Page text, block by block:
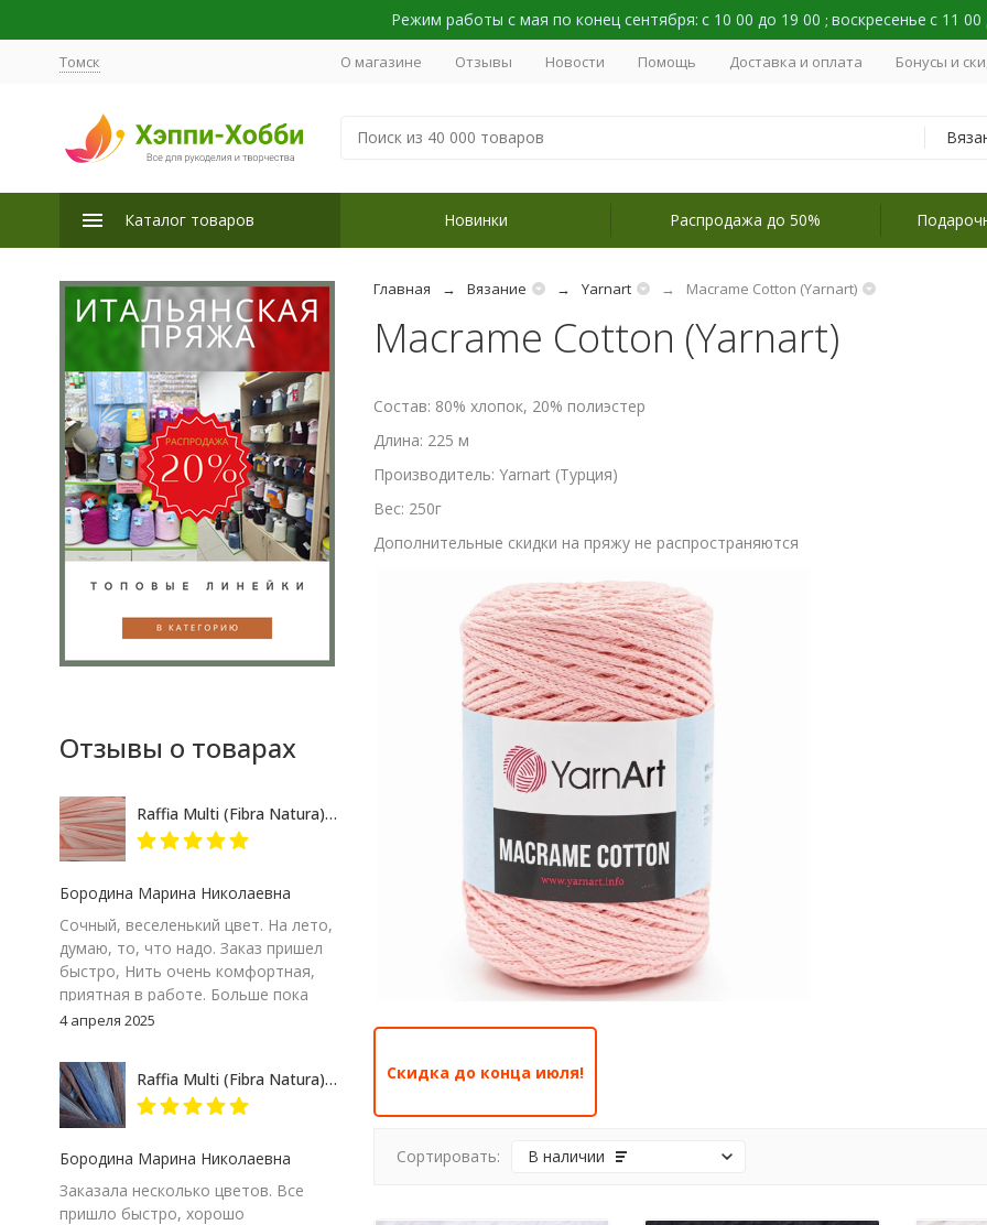
Режим работы с мая по конец сентября: с 10 00 до 19 00 ; воскресенье с 11 00
Томск О магазине Отзывы Новости Помощь Доставка и оплата Бонусы и
Каталог товаров Новинки Распродажа до 50%
Главная Вязание Yarnart Macrame Cotton (Yarnart)
Macrame Cotton (Yarnart)
Состав: 80% хлопок, 20% полиэстер
Длина: 225 м
Производитель: Yarnart (Турция)
Вес: 250г
Дополнительные скидки на пряжу не распространяются
Скидка до конца июля!
Сортировать: В наличии
Отзывы о товарах
Raffia Multi (Fibra Natura) 117-17 розово-кремовый меланж, пряжа 35г
Бородина Марина Николаевна
Сочный, веселенький цвет. На лето,
думаю, то, что надо. Заказ пришел
быстро, Нить очень комфортная,
приятная в работе. Больше пока
сказать не могу – посмотрим на
пятерку и товару и продавцу за
качество сопровождения заказа!
4 апреля 2025
Raffia Multi (Fibra Natura) 117-07 сине-серый, пряжа 35г
Бородина Марина Николаевна
Заказала несколько цветов. Все
пришло быстро, хорошо